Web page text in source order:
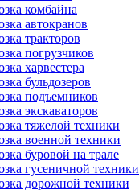
комбайна
автокранов
тракторов
погрузчиков
харвестера
бульдозеров
подъемников
экскаваторов
тяжелой техники
военной техники
буровой на трале
гусеничной техники
дорожной техники